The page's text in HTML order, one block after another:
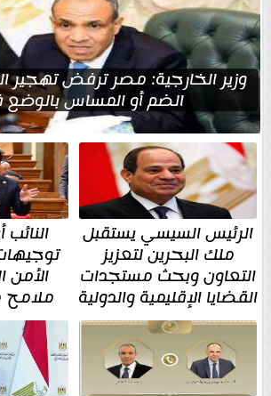
وزير الخارجية: مصر ترفض تهجير
الضم أو المساس
الرئيس السيسي يستقبل
ملك البحرين لتعزيز
التعاون وبحث مستجدات
القضايا الإقليمية والدولية
الأمن
ملامح